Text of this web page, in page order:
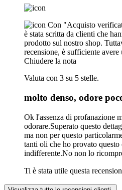
Con "Acquisto
è stata scritta da clienti che
prodotto sul nostro shop.
recensione, è sufficiente
Chiudere la nota
Valuta con 3 su 5 stelle.
molto denso, odore
Ok l'assenza di profanazione
odorare.Superato questo
ma non per questo
tanti oli che ho provato
indifferente.No non lo
Ti è stata utile questa